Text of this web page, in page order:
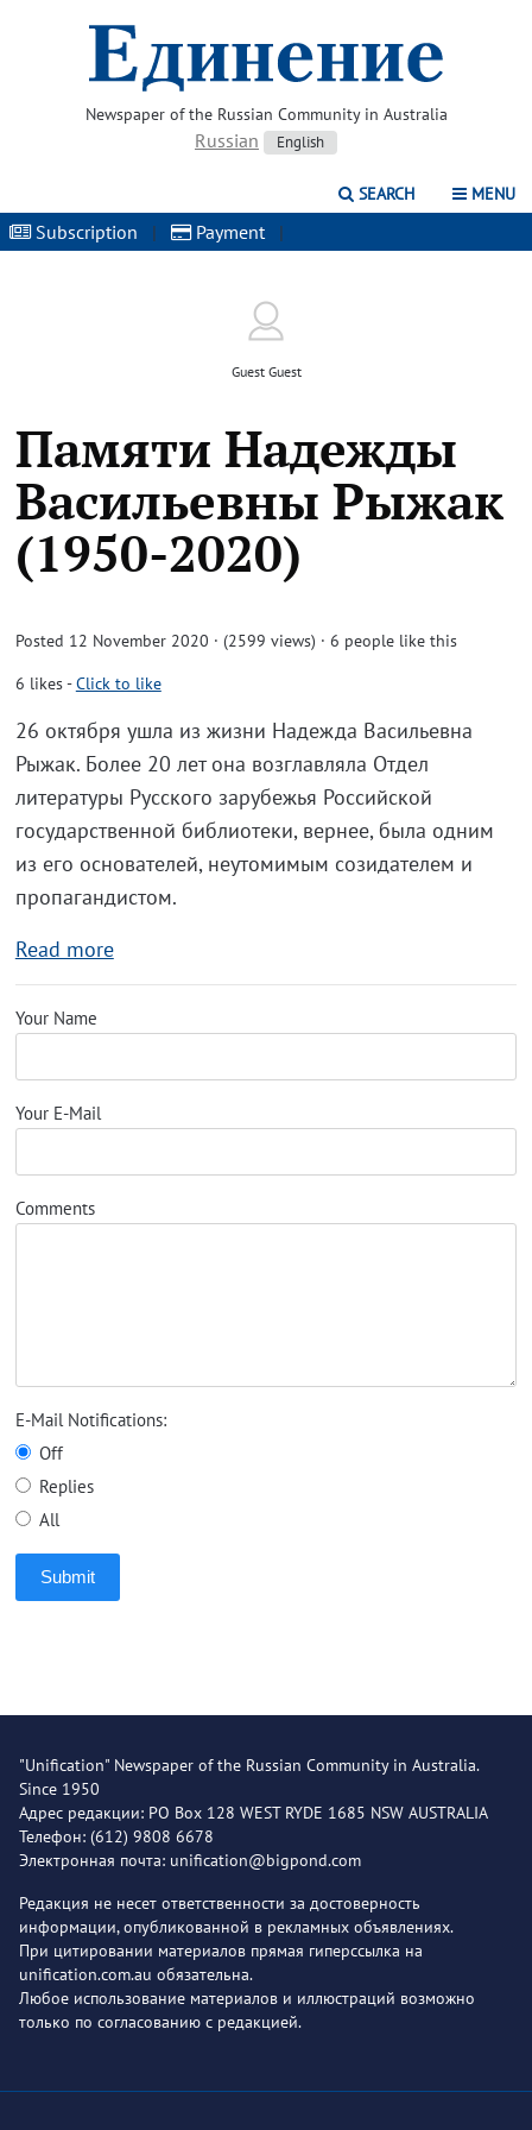
Newspaper of the Russian Community in Australia
Russian English
SEARCH MENU
Subscription | Payment |
Guest Guest
Памяти Надежды
Васильевны Рыжак
(1950-2020)
Posted 12 November 2020 · (2599 views) · 6 people like this
6 likes-Click to like
26 октября ушла из жизни Надежда Васильевна
Рыжак. Более 20 лет она возглавляла Отдел
литературы Русского зарубежья Российской
государственной библиотеки, вернее, была одним
из его основателей, неутомимым созидателем и
пропагандистом.
Read more
Your Name
Your E-Mail
Comments
E-Mail Notifications:
Off
Replies
All
Submit
"Unification" Newspaper of the Russian Community in Australia.
Since 1950
Адрес редакции: PO Box 128 WEST RYDE 1685 NSW AUSTRALIA
Телефон: (612) 9808 6678
Электронная почта: unification@bigpond.com
Редакция не несет ответственности за достоверность
информации, опубликованной в рекламных объявлениях.
При цитировании материалов прямая гиперссылка на
unification.com.au обязательна.
Любое использование материалов и иллюстраций возможно
только по согласованию с редакцией.